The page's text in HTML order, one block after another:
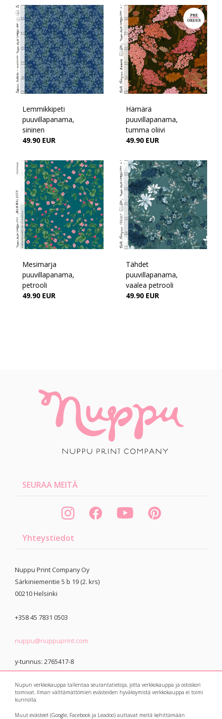
Lemmikkipeti
puuvillapanama,
sininen
49.90 EUR
Hämärä
puuvillapanama,
tumma oliivi
49.90 EUR
Mesimarja
puuvillapanama,
petrooli
49.90 EUR
Tähdet
puuvillapanama,
vaalea petrooli
49.90 EUR
SEURAA MEITÄ
Yhteystiedot
Nuppu Print Company Oy
Särkiniementie 5 b 19 (2. krs)
00210Helsinki
+358 45 7831 0503
nuppu@nuppuprint.com
y-tunnus: 2765417-8
Nupun verkkokauppa tallentaa seurantatietoja, jotta verkkokauppa ja ostoskori
toimivat. Ilman välttämättömien evästeiden hyväksymistä verkkokauppa ei toimi
kunnolla.
Muut evästeet (Google, Facebook ja Leadoo) auttavat meitä kehittämään